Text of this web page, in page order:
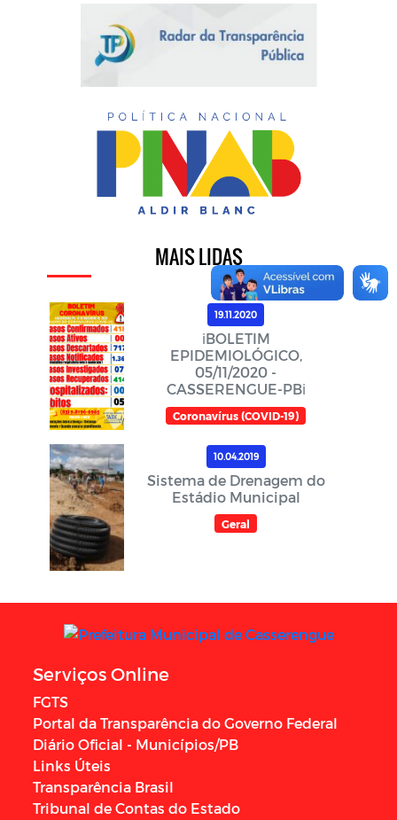
MAIS LIDAS
19.11.2020
ℹ️BOLETIM
EPIDEMIOLÓGICO,
05/11/2020 -
CASSERENGUE-PBℹ️
Coronavírus (COVID-19)
10.04.2019
Sistema de Drenagem do
Estádio Municipal
Geral
Serviços Online
FGTS
Portal da Transparência do Governo Federal
Diário Oficial - Municípios/PB
Links Úteis
Transparência Brasil
Tribunal de Contas do Estado